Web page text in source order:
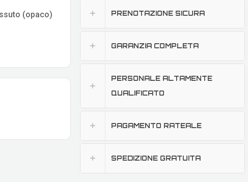
(opaco) PRENOTAZIONE SICURA
GARANZIA COMPLETA
PERSONALE ALTAMENTE
QUALIFICATO
PAGAMENTO RATEALE
SPEDIZIONE GRATUITA